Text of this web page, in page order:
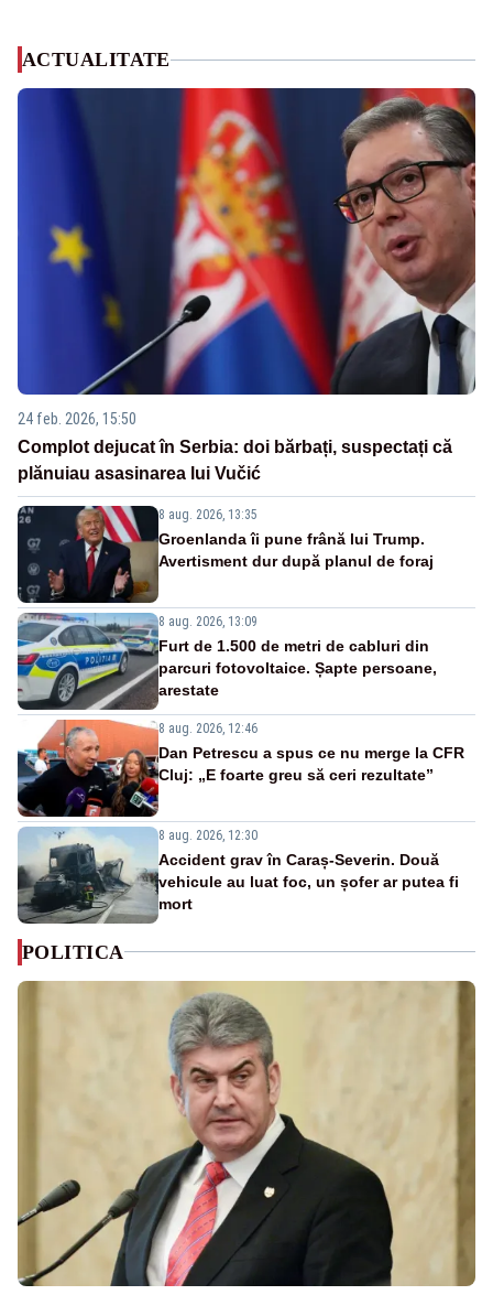
ACTUALITATE
24 feb. 2026, 15:50
Complot dejucat în Serbia: doi bărbați, suspectați că
plănuiau asasinarea lui Vučić
8 aug. 2026, 13:35
Groenlanda îi pune frână lui Trump.
Avertisment dur după planul de foraj
8 aug. 2026, 13:09
Furt de 1.500 de metri de cabluri din
parcuri fotovoltaice. Șapte persoane,
arestate
8 aug. 2026, 12:46
Dan Petrescu a spus ce nu merge la CFR
Cluj: „E foarte greu să ceri rezultate”
8 aug. 2026, 12:30
Accident grav în Caraș-Severin. Două
vehicule au luat foc, un șofer ar putea fi
mort
POLITICA